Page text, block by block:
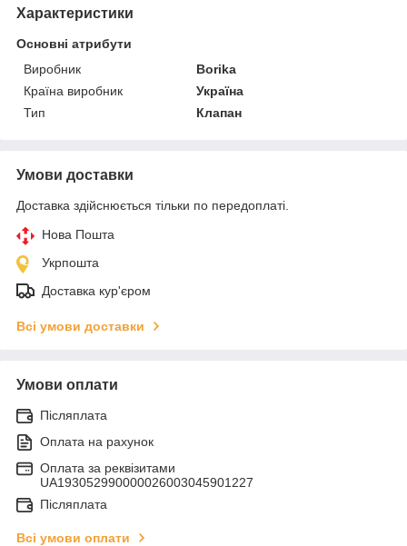
Характеристики
Основні атрибути
Виробник
Borika
Країна виробник
Україна
Тип
Клапан
Умови доставки
Доставка здійснюється тільки по передоплаті.
Нова Пошта
Укрпошта
Доставка кур'єром
Всі умови доставки
Умови оплати
Післяплата
Оплата на рахунок
Оплата за реквізитами
UA193052990000026003045901227
Післяплата
Всі умови оплати